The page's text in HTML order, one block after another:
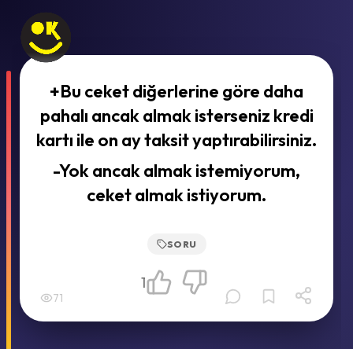
+Bu ceket diğerlerine göre daha
pahalı ancak almak isterseniz kredi
kartı ile on ay taksit yaptırabilirsiniz.
-Yok ancak almak istemiyorum,
ceket almak istiyorum.
SORU
71
1